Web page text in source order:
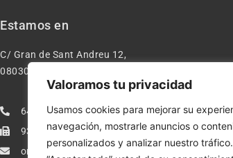
Valoramos tu privacidad
Usamos cookies para mejorar su
navegación, mostrarle anuncios o
personalizados y analizar nuestro
Estamos en
C/ Gran de Sant Andreu 12,
08030 – Barcelona España
640277962
933113005
orientexpressmodelismo@gmail.com